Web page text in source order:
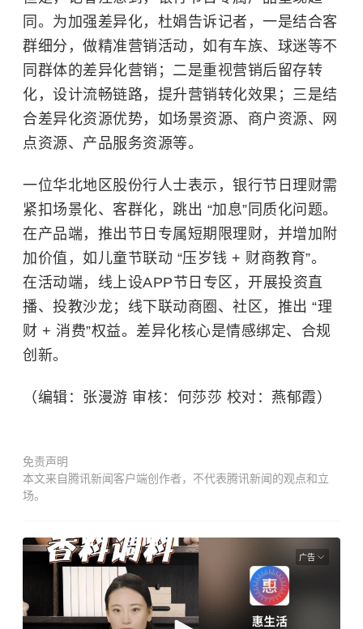
同。为加强差异化，杜娟告诉记者，一是结合客
群细分，做精准营销活动，如有车族、球迷等不
同群体的差异化营销；二是重视营销后留存转
化，设计流畅链路，提升营销转化效果；三是结
合差异化资源优势，如场景资源、商户资源、网
点资源、产品服务资源等。
一位华北地区股份行人士表示，银行节日理财需
紧扣场景化、客群化，跳出 “加息”同质化问题。
在产品端，推出节日专属短期限理财，并增加附
加价值，如儿童节联动 “压岁钱 + 财商教育”。
在活动端，线上设APP节日专区，开展投资直
播、投教沙龙；线下联动商圈、社区，推出 “理
财 + 消费”权益。差异化核心是情感绑定、合规
创新。
（编辑：张漫游 审核：何莎莎 校对：燕郁霞）
免责声明
本文来自腾讯新闻客户端创作者，不代表腾讯新闻的观点和立
场。
广告